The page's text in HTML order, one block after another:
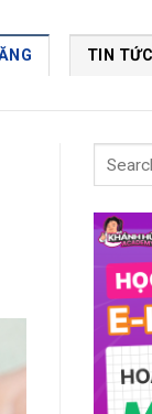
TIN TỨC